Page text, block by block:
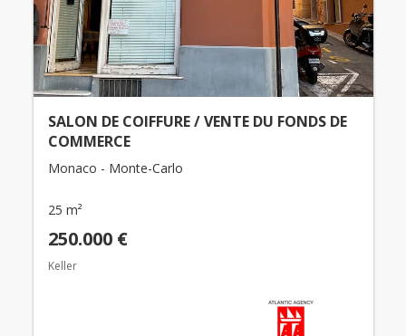
SALON DE COIFFURE / VENTE DU FONDS DE
COMMERCE
Monaco - Monte-Carlo
25 m²
250.000 €
Keller